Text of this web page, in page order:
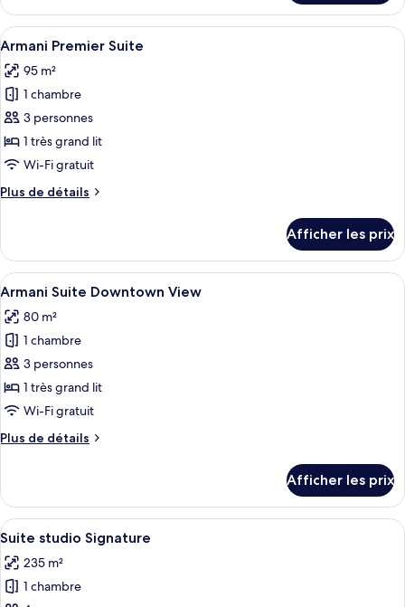
Chambre
Premier
Afficher
toutes
les
photos
pour
ce
type
chambre :
Suite
Une chambre d’hôtel moderne
7
Armani Premier Suite
95 m²
1 chambre
3 personnes
1 très grand lit
Wi-Fi gratuit
Plus de détails
Plus
Armani
Premier
Suite
Afficher les prix
Afficher
toutes
les
photos
pour
ce
type
chambre :
Downtown
View
Une chambre d’hôtel moderne
4
Armani Suite Downtown View
80 m²
1 chambre
3 personnes
1 très grand lit
Wi-Fi gratuit
Plus de détails
Plus
Armani
Suite
Downtown
Afficher les prix
Afficher
toutes
les
photos
Un salon moderne avec vue sur la
5
Suite studio Signature
235 m²
1 chambre